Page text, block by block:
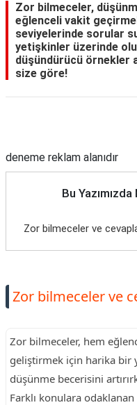
Zor bilmeceler,
eğlenceli vakit
seviyelerinde sorular
yetişkinler üzerinde
düşündürücü örnekler
size göre!
deneme reklam alanıdır
Bu
Zor bilmeceler ve
Zor bilmeceler ve
Zor bilmeceler, hem
geliştirmek için harika bir
düşünme becerisini
Farklı konulara